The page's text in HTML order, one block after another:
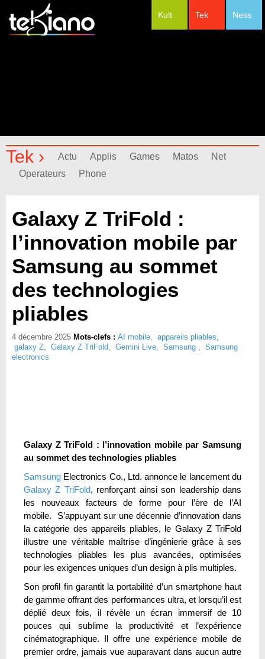
Ness
Tek
Kult
Tek › Actu Applis Games Matos
Net
Operateurs
Phone
Galaxy Z TriFold :
l’innovation mobile par
Samsung au sommet
des technologies
pliables
4 décembre 2025 Mots-clefs : AI mobile, appareils pliables,
galaxy Z, Galaxy Z TriFold, Gemini Live, Samsung , Samsung
electronics
Galaxy Z TriFold : l’innovation mobile par Samsung
au sommet des technologies pliables
Samsung Electronics Co., Ltd. annonce le lancement du
Galaxy Z TriFold, renforçant ainsi son leadership dans
les nouveaux facteurs de forme pour l’ère de l’AI
mobile. S’appuyant sur une décennie d’innovation dans
la catégorie des appareils pliables, le Galaxy Z TriFold
illustre une véritable maîtrise d’ingénierie grâce à ses
technologies pliables les plus avancées, optimisées
pour les exigences uniques d’un design à plis multiples.
Son profil fin garantit la portabilité d’un smartphone haut
de gamme offrant des performances ultra, et lorsqu’il est
déplié deux fois, il révèle un écran immersif de 10
pouces qui sublime la productivité et l’expérience
cinématographique. Il offre une expérience mobile de
premier ordre, jamais vue auparavant dans aucun autre